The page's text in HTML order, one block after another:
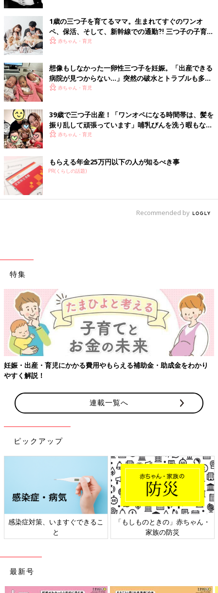
1歳の三つ子を育てるママ。生まれてすぐのワンオ
ペ、保活、そして、新幹線での通勤⁈ 三つ子の子育て
のリアル【多胎育児体験談】
赤ちゃん・育児
想像もしなかった一卵性三つ子を妊娠。「出産できる
病院が見つからない…」突然の破水とトラブルも多数
経験！【体験談】
赤ちゃん・育児
39歳で三つ子出産！「ワンオペになる時間帯は、髪を
振り乱して頑張っています」哺乳びんを洗う暇もない
怒涛の育児とは！？【桑子英里アナ・インタビュー】
赤ちゃん・育児
もらえる年金25万円以下の人が知るべき事
PR(くらしの話題)
Recommended by
特集
妊娠・出産・育児にかかる費用やもらえる補助金・助成金をわかり
やすく解説！
連載一覧へ
ピックアップ
感染症対策、いますぐできるこ
と
「もしものときの」赤ちゃん・
家族の防災
最新号